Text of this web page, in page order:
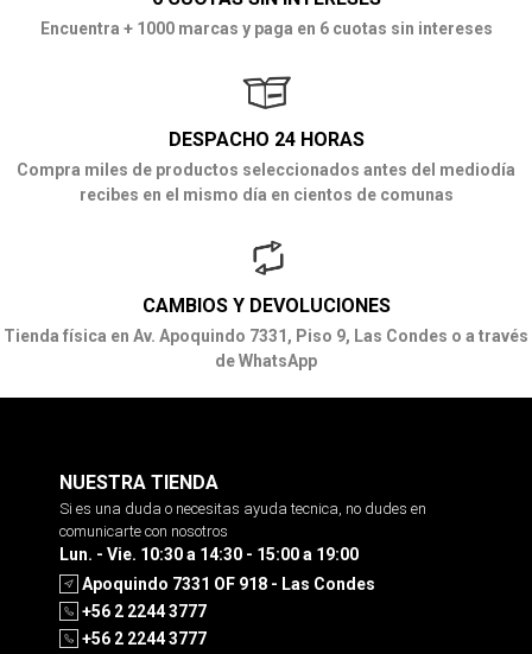
Encuentra + 1000 marcas y paga en 6 cuotas sin intereses
DESPACHO 24 HORAS
Compra miles de productos seleccionados antes del mediodía
recibes en el mismo día en cientos de comunas
CAMBIOS Y DEVOLUCIONES
Tienda física en Av. Apoquindo 7331, Piso 9, Las Condes o a través
de WhatsApp
NUESTRA TIENDA
Si es una duda o necesitas ayuda tecnica, no dudes en
comunicarte con nosotros
Lun. - Vie. 10:30 a 14:30 - 15:00 a 19:00
Apoquindo 7331 OF 918 - Las Condes
+56 2 2244 3777
+56 2 2244 3777